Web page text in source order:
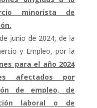
minorista de
junio de 2024, de la
y Empleo, por la
para el año 2024
afectados por
de empleo, de
laboral o de